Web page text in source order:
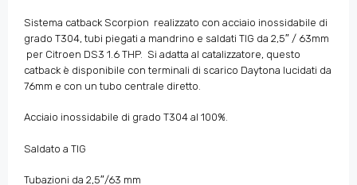
Sistema catback Scorpion realizzato con acciaio inossidabile di
grado T304, tubi piegati a mandrino e saldati TIG da 2,5″ / 63mm
per Citroen DS3 1.6 THP. Si adatta al catalizzatore, questo
catback è disponibile con terminali di scarico Daytona lucidati da
76mm e con un tubo centrale diretto.
Acciaio inossidabile di grado T304 al 100%.
Saldato a TIG
Tubazioni da 2,5″/63 mm